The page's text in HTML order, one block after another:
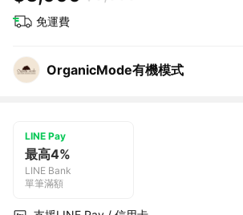
免運費
OrganicMode有機模式
LINE Pay
最高4%
LINE Bank
單筆滿額